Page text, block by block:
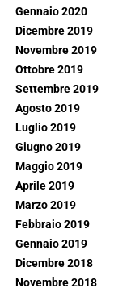
Gennaio 2020
Dicembre 2019
Novembre 2019
Ottobre 2019
Settembre 2019
Agosto 2019
Luglio 2019
Giugno 2019
Maggio 2019
Aprile 2019
Marzo 2019
Febbraio 2019
Gennaio 2019
Dicembre 2018
Novembre 2018